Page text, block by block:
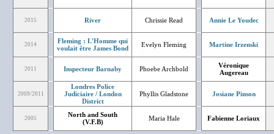
2015 River Chrissie Read Annie Le Youdec
2014
Fleming : L'Homme qui
voulait être James Bond
Evelyn Fleming Martine Irzenski
2011 Inspecteur Barnaby Phoebe Archbold
Véronique
Augereau
2009/2011
Londres Police
Judiciaire / London
District
Phyllis Gladstone Josiane Pinson
2005
North and South
(V.F.B)
Maria Hale Fabienne Loriaux